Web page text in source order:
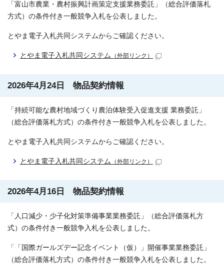
「富山市農業・農村振興計画策定支援業務委託」（総合評価落札
方式）の条件付き一般競争入札を公表しました。
とやま電子入札共同システムからご確認ください。
とやま電子入札共同システム （外部リンク）
2026年4月24日 物品契約情報
「持続可能な農村地域づくり農泊体験受入促進支援 業務委託」
（総合評価落札方式）の条件付き一般競争入札を公表しました。
とやま電子入札共同システムからご確認ください。
とやま電子入札共同システム （外部リンク）
2026年4月16日 物品契約情報
「人口減少・少子化対策準備事業業務委託」（総合評価落札方
式）の条件付き一般競争入札を公表しました。
「「国際ガールズデー記念イベント（仮）」開催事業業務委託」
（総合評価落札方式）の条件付き一般競争入札を公表しました。